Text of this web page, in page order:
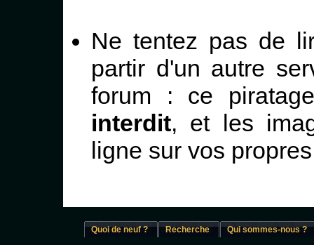
Ne tentez pas de
partir d'un autre
forum : ce
interdit, et les
ligne sur vos
Quoi de neuf ? Recherche Qui sommes-nous ?